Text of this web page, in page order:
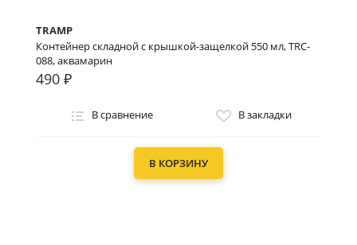
TRAMP
Контейнер складной с крышкой-защелкой 550 мл, TRC-
088, аквамарин
490 ₽
В сравнение В закладки
В КОРЗИНУ